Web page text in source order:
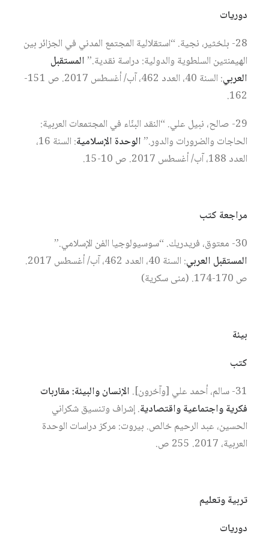
دوريات
28- بلخثير، نجية. “استقلالية المجتمع المدني في الجزائر بين
الهيمنتين السلطوية والدولية: دراسة نقدية.”المستقبل
العربي
: السنة 40، العدد 462، آب/ أغسطس 2017. ص 151-
162.
29- صالح، نبيل علي. “النقد البنّاء في المجتمعات العربية:
الحاجات والضرورات والدور.”الوحدة الإسلامية
: السنة 16،
العدد 188، آب/ أغسطس 2017. ص 10-15.
مراجعة كتب
30- معتوق، فريدريك. “سوسيولوجيا الفن الإسلامي.”
المستقبل العربي
: السنة 40، العدد 462، آب/ أغسطس 2017.
ص 170-174. (منى سكرية)
بيئة
كتب
31- سالم، أحمد علي [وآخرون].
الإنسان والبيئة: مقاربات
فكرية واجتماعية واقتصادية. إشراف وتنسيق شكراني
الحسين، عبد الرحيم خالص. بيروت: مركز دراسات الوحدة
العربية، 2017. 255 ص.
تربية وتعليم
دوريات